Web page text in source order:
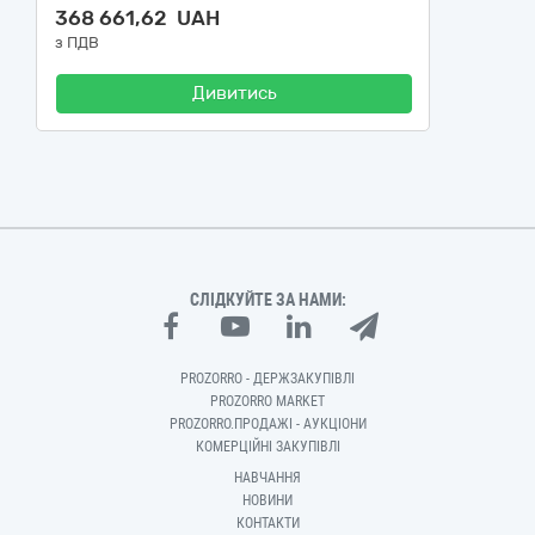
368 661,62 UAH
з ПДВ
Дивитись
СЛІДКУЙТЕ ЗА НАМИ:
PROZORRO - ДЕРЖЗАКУПІВЛІ
PROZORRO MARKET
PROZORRO.ПРОДАЖІ - АУКЦІОНИ
КОМЕРЦІЙНІ ЗАКУПІВЛІ
НАВЧАННЯ
НОВИНИ
КОНТАКТИ